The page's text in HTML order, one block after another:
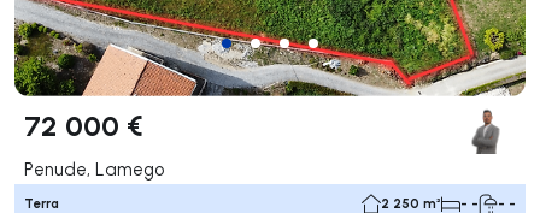
72 000 €
Penude, Lamego
Terra 2 250 m² - - - -